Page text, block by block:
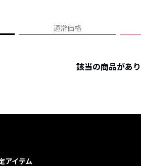
人気記事ランキング
フォーカスブランド
通常価格
該当の商品があ
アイテム